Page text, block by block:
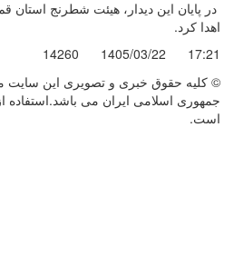
در پایان این دیدار، هیئت شطرنج استان
اهدا کرد.
17:21
1405/03/22
14260
© کليه حقوق خبری و تصويری اين سايت
جمهوری اسلامی ایران می باشد.استفاده
است.